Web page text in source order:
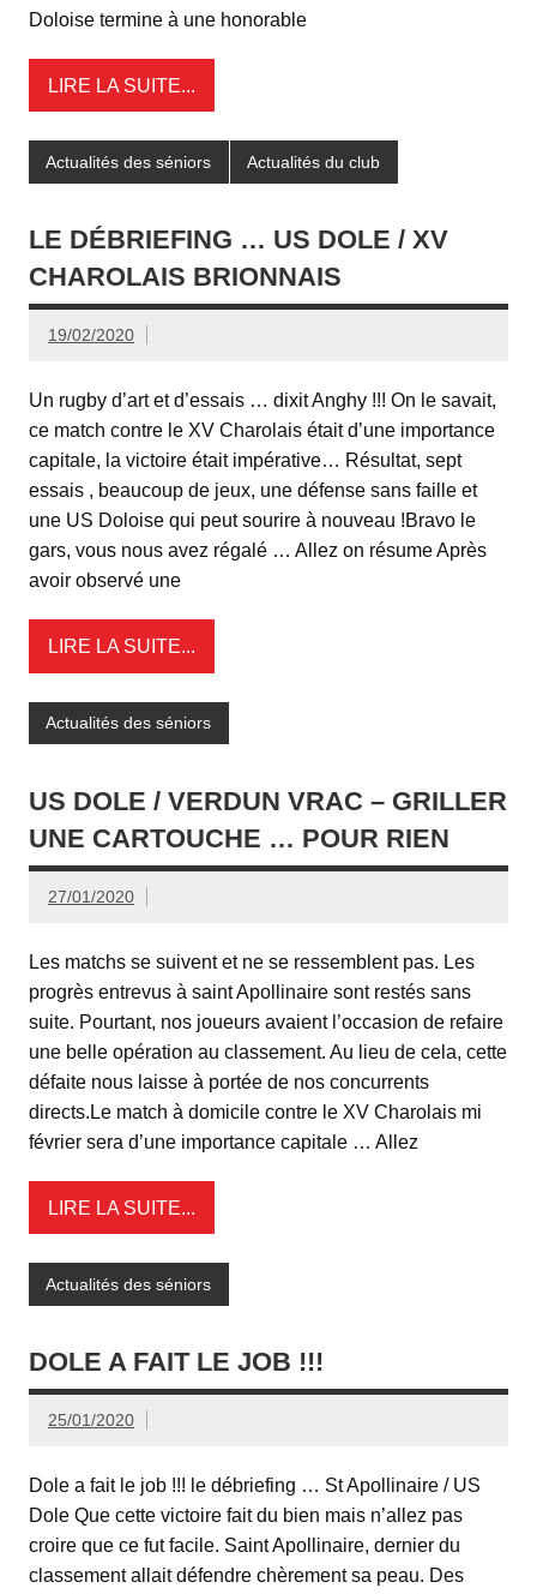
Doloise termine à une honorable
LIRE LA SUITE...
Actualités des séniors Actualités du club
LE DÉBRIEFING … US DOLE / XV
CHAROLAIS BRIONNAIS
19/02/2020
Un rugby d’art et d’essais … dixit Anghy !!! On le savait,
ce match contre le XV Charolais était d’une importance
capitale, la victoire était impérative… Résultat, sept
essais , beaucoup de jeux, une défense sans faille et
une US Doloise qui peut sourire à nouveau !Bravo le
gars, vous nous avez régalé … Allez on résume Après
avoir observé une
LIRE LA SUITE...
Actualités des séniors
US DOLE / VERDUN VRAC – GRILLER
UNE CARTOUCHE … POUR RIEN
27/01/2020
Les matchs se suivent et ne se ressemblent pas. Les
progrès entrevus à saint Apollinaire sont restés sans
suite. Pourtant, nos joueurs avaient l’occasion de refaire
une belle opération au classement. Au lieu de cela, cette
défaite nous laisse à portée de nos concurrents
directs.Le match à domicile contre le XV Charolais mi
février sera d’une importance capitale … Allez
LIRE LA SUITE...
Actualités des séniors
DOLE A FAIT LE JOB !!!
25/01/2020
Dole a fait le job !!! le débriefing … St Apollinaire / US
Dole Que cette victoire fait du bien mais n’allez pas
croire que ce fut facile. Saint Apollinaire, dernier du
classement allait défendre chèrement sa peau. Des